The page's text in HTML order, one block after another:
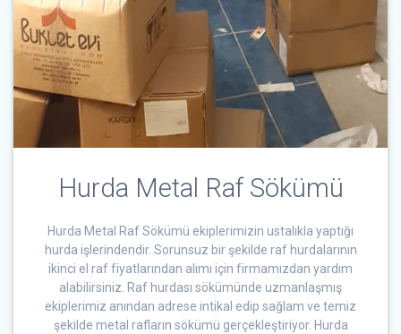
Hurda Metal Raf Sökümü
Hurda Metal Raf Sökümü ekiplerimizin ustalıkla yaptığı
hurda işlerindendir. Sorunsuz bir şekilde raf hurdalarının
ikinci el raf fiyatlarından alımı için firmamızdan yardım
alabilirsiniz. Raf hurdası sökümünde uzmanlaşmış
ekiplerimiz anından adrese intikal edip sağlam ve temiz
şekilde metal rafların sökümü gerçekleştiriyor. Hurda